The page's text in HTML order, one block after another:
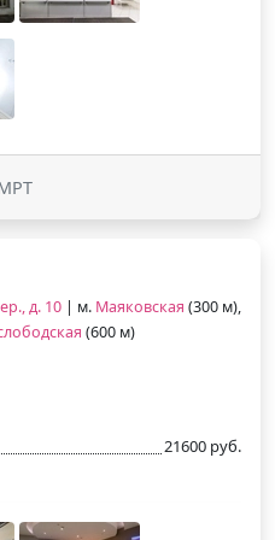
д. 10 | м. Маяковская (300 м),
(600 м)
21600 руб.